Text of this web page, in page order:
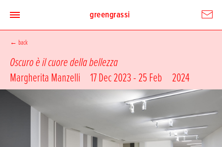
greengrassi
← back
Oscuro è il cuore della bellezza
Margherita Manzelli 17 Dec 2023 - 25 Feb 2024